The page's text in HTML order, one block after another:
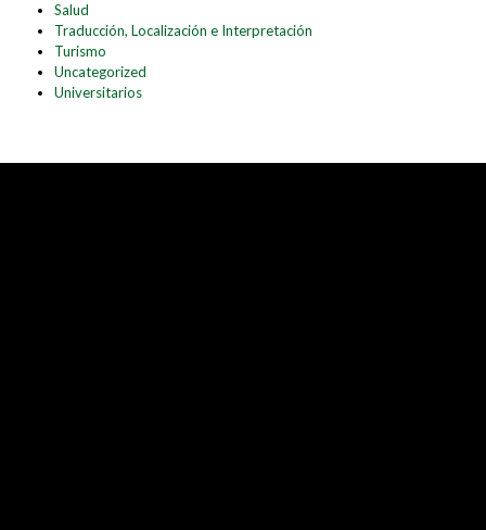
Salud
Traducción, Localización e Interpretación
Turismo
Uncategorized
Universitarios